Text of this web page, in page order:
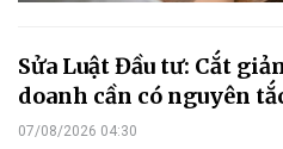
Sửa Luật Đầu tư: Cắt
doanh cần có nguyên
07/08/2026 04:30